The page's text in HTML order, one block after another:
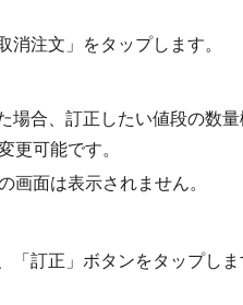
消注文」をタップします。
場合、訂正したい値段の数量
更可能です。
画面は表示されません。
「訂正」ボタンをタップしま